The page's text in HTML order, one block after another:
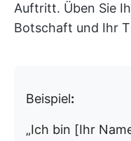
Auftritt. Üben Sie
Botschaft und Ihr
Beispiel:
„Ich bin [Ihr